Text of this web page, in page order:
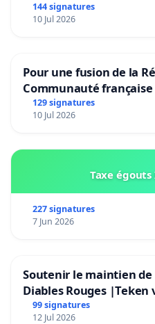
144 signatures
10 Jul 2026
Pour une fusion de la
Communauté
Bruxelles)
129 signatures
10 Jul 2026
Taxe
227 signatures
7 Jun 2026
Soutenir le maintien de
Diables Rouges
Rudi Garcia als
99 signatures
12 Jul 2026